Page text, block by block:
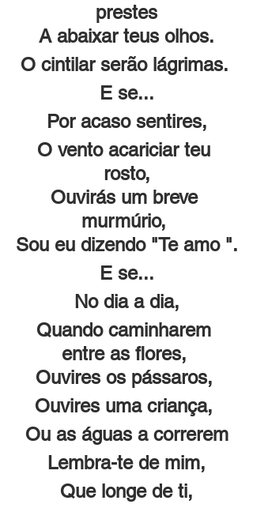
prestes
A abaixar teus olhos.
O cintilar serão lágrimas.
E se...
Por acaso sentires,
O vento acariciar teu
rosto,
Ouvirás um breve
murmúrio,
Sou eu dizendo "Te amo ".
E se...
No dia a dia,
Quando caminharem
entre as flores,
Ouvires os pássaros,
Ouvires uma criança,
Ou as águas a correrem
Lembra-te de mim,
Que longe de ti,